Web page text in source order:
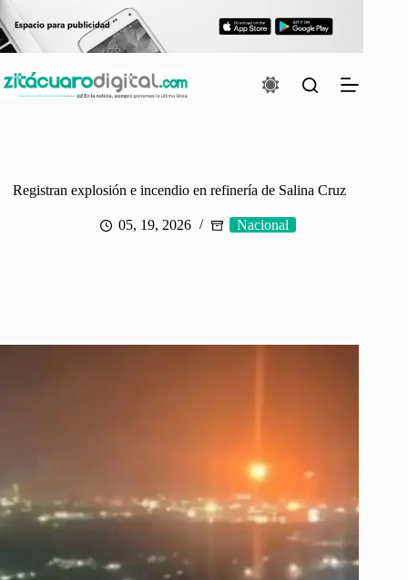
al
contenido
Registran explosión e incendio en refinería de Salina Cruz
05, 19, 2026 Nacional